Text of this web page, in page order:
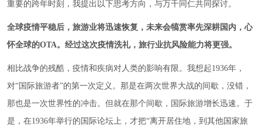
重要的跨年时刻，我提出以下思考方向，与万千同仁共同探讨。
全球疫情平稳后，旅游业将迅速恢复，未来会犒赏率先深耕国内，心
怀全球的OTA。经过这次疫情洗礼，旅行业抗风险能力将更强。
相比战争的残酷，疫情和疾病对人类的影响有限。我想起1936年，
对“国际旅游者”的第一次定义。那是在两次世界大战的间歇，没错，
那也是一次世界性的冲击。但就在那个间歇，国际旅游增长迅速。于
是，在1936年举行的国际论坛上，才把“离开居住地，到其他国家旅